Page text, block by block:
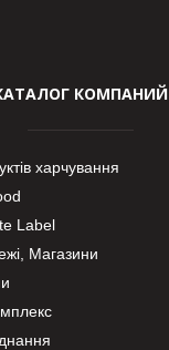
КОМПАНИЙ
харчування
Label
Магазини